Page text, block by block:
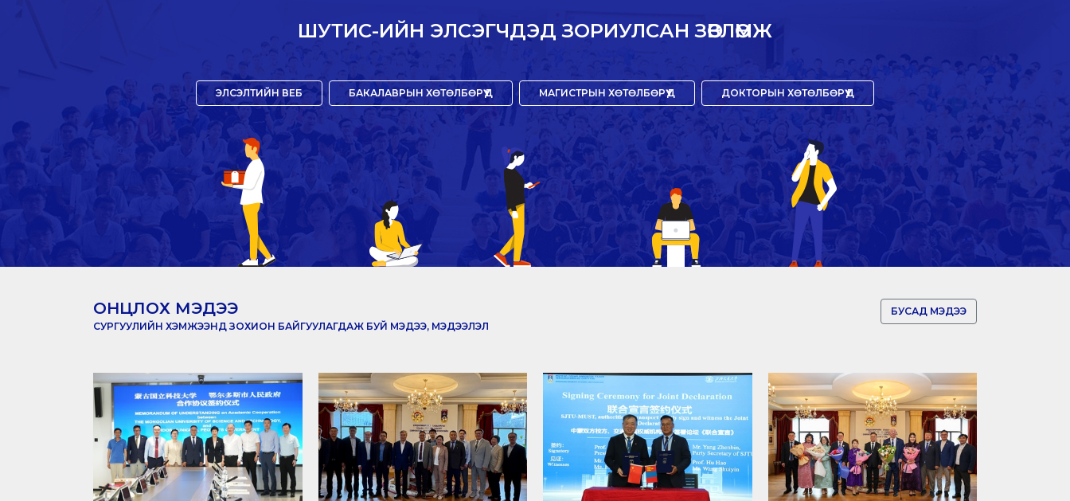
ШУТИС-ИЙН ЭЛСЭГЧДЭД ЗОРИУЛСАН ЗӨВЛӨМЖ
ЭЛСЭЛТИЙН ВЕБ БАКАЛАВРЫН ХӨТӨЛБӨРҮҮД МАГИСТРЫН ХӨТӨЛБӨРҮҮД ДОКТОРЫН ХӨТӨЛБӨРҮҮД
ОНЦЛОХ МЭДЭЭ
СУРГУУЛИЙН ХЭМЖЭЭНД ЗОХИОН БАЙГУУЛАГДАЖ БУЙ МЭДЭЭ, МЭДЭЭЛЭЛ
БУСАД МЭДЭЭ